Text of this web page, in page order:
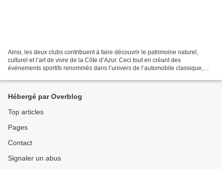
Ainsi, les deux clubs contribuent à faire découvrir le patrimoine naturel,
culturel et l’art de vivre de la Côte d’Azur. Ceci tout en créant des
événements sportifs renommés dans l’univers de l’automobile classique,
Hébergé par Overblog
Top articles
Pages
Contact
Signaler un abus